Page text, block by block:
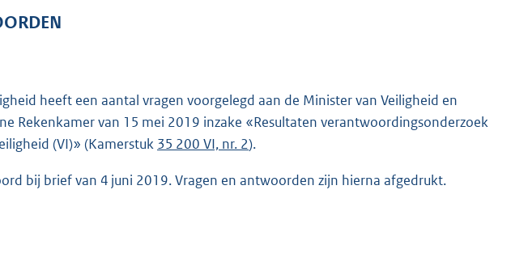
r
t
e
:
3
heeft een aantal vragen voorgelegd aan de Minister van Veiligheid en
Rekenkamer van 15 mei 2019 inzake «Resultaten verantwoordingsonderzoek
(VI)» (Kamerstuk 35 200 VI, nr. 2).
bij brief van 4 juni 2019. Vragen en antwoorden zijn hierna afgedrukt.